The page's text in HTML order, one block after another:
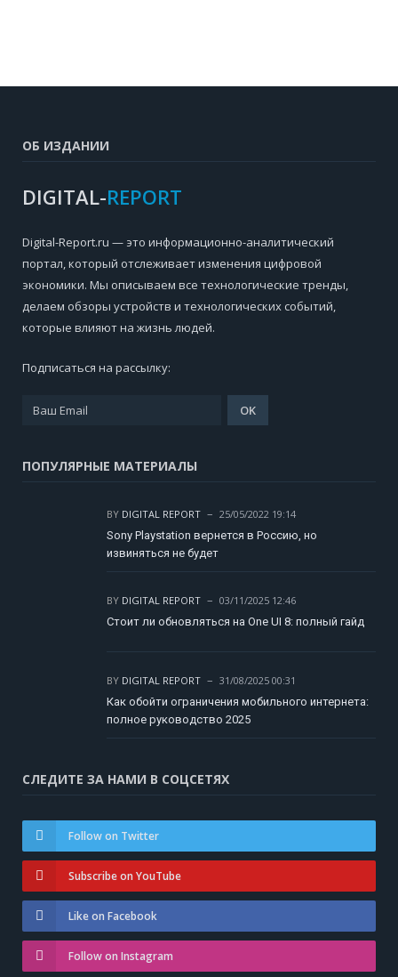
ОБ ИЗДАНИИ
DIGITAL-REPORT
Digital-Report.ru — это информационно-аналитический
портал, который отслеживает изменения цифровой
экономики. Мы описываем все технологические тренды,
делаем обзоры устройств и технологических событий,
которые влияют на жизнь людей.
Подписаться на рассылку:
ПОПУЛЯРНЫЕ МАТЕРИАЛЫ
BY DIGITAL REPORT
25/05/2022 19:14
Sony Playstation вернется в Россию, но
извиняться не будет
BY DIGITAL REPORT
03/11/2025 12:46
Стоит ли обновляться на One UI 8: полный гайд
BY DIGITAL REPORT
31/08/2025 00:31
Как обойти ограничения мобильного интернета:
полное руководство 2025
СЛЕДИТЕ ЗА НАМИ В СОЦСЕТЯХ
Follow on Twitter
Subscribe on YouTube
Like on Facebook
Follow on Instagram